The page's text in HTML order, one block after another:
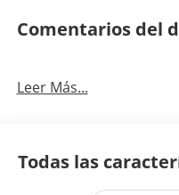
Comentarios del
Leer Más...
Todas las